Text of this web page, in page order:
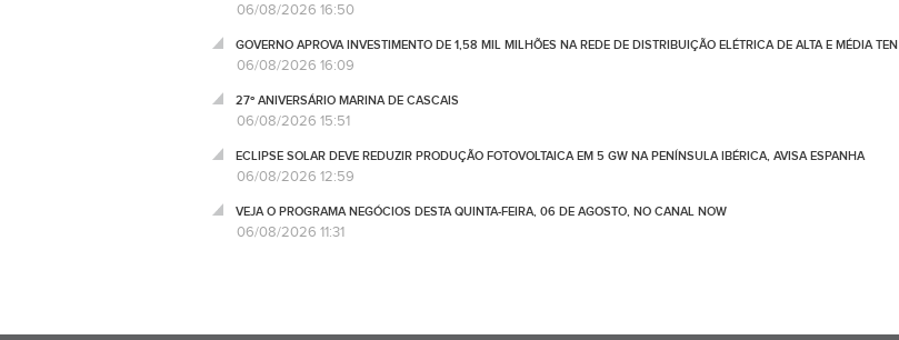
06/08/2026 16:50
GOVERNO APROVA INVESTIMENTO DE 1,58 MIL MILHÕES NA REDE DE DISTRIBUIÇÃO ELÉTRICA DE ALTA E MÉDIA TEN
06/08/2026 16:09
27º ANIVERSÁRIO MARINA DE CASCAIS
06/08/2026 15:51
ECLIPSE SOLAR DEVE REDUZIR PRODUÇÃO FOTOVOLTAICA EM 5 GW NA PENÍNSULA IBÉRICA, AVISA ESPANHA
06/08/2026 12:59
VEJA O PROGRAMA NEGÓCIOS DESTA QUINTA-FEIRA, 06 DE AGOSTO, NO CANAL NOW
06/08/2026 11:31